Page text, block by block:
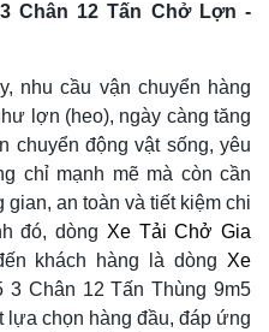
Chân 12 Tấn Chở Lợn -
nhu cầu vận chuyển hàng
lợn (heo), ngày càng tăng
chuyển động vật sống, yêu
chỉ mạnh mẽ mà còn cần
an toàn và tiết kiệm chi
đó, dòng Xe Tải Chở Gia
khách hàng là dòng Xe
3 Chân 12 Tấn Thùng 9m5
chọn hàng đầu, đáp ứng